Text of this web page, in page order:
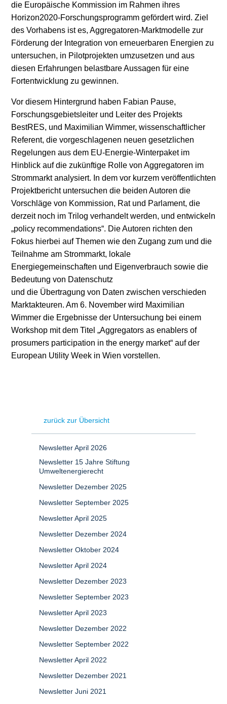
die Europäische Kommission im Rahmen ihres
Horizon2020-Forschungsprogramm gefördert wird. Ziel
des Vorhabens ist es, Aggregatoren-Marktmodelle zur
Förderung der Integration von erneuerbaren Energien zu
untersuchen, in Pilotprojekten umzusetzen und aus
diesen Erfahrungen belastbare Aussagen für eine
Fortentwicklung zu gewinnen.
Vor diesem Hintergrund haben Fabian Pause,
Forschungsgebietsleiter und Leiter des Projekts
BestRES, und Maximilian Wimmer, wissenschaftlicher
Referent, die vorgeschlagenen neuen gesetzlichen
Regelungen aus dem EU-Energie-Winterpaket im
Hinblick auf die zukünftige Rolle von Aggregatoren im
Strommarkt analysiert. In dem vor kurzem veröffentlichten
Projektbericht untersuchen die beiden Autoren die
Vorschläge von Kommission, Rat und Parlament, die
derzeit noch im Trilog verhandelt werden, und entwickeln
„policy recommendations“. Die Autoren richten den
Fokus hierbei auf Themen wie den Zugang zum und die
Teilnahme am Strommarkt, lokale
Energiegemeinschaften und Eigenverbrauch sowie die
Bedeutung von Datenschutz
und die Übertragung von Daten zwischen verschieden
Marktakteuren. Am 6. November wird Maximilian
Wimmer die Ergebnisse der Untersuchung bei einem
Workshop mit dem Titel „Aggregators as enablers of
prosumers participation in the energy market“ auf der
European Utility Week in Wien vorstellen.
zurück zur Übersicht
Newsletter April 2026
Newsletter 15 Jahre Stiftung
Umweltenergierecht
Newsletter Dezember 2025
Newsletter September 2025
Newsletter April 2025
Newsletter Dezember 2024
Newsletter Oktober 2024
Newsletter April 2024
Newsletter Dezember 2023
Newsletter September 2023
Newsletter April 2023
Newsletter Dezember 2022
Newsletter September 2022
Newsletter April 2022
Newsletter Dezember 2021
Newsletter Juni 2021